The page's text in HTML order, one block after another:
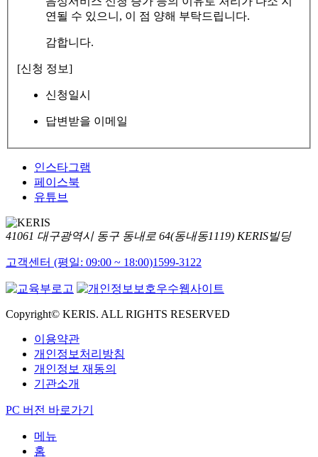
연될 수 있으니, 이 점 양해 부탁드립니다.
감합니다.
[신청 정보]
신청일시
답변받을 이메일
인스타그램
페이스북
유튜브
41061 대구광역시 동구 동내로 64(동내동1119) KERIS빌딩
고객센터 (평일: 09:00 ~ 18:00)1599-3122
Copyright© KERIS. ALL RIGHTS RESERVED
이용약관
개인정보처리방침
개인정보 재동의
기관소개
PC 버전 바로가기
메뉴
홈